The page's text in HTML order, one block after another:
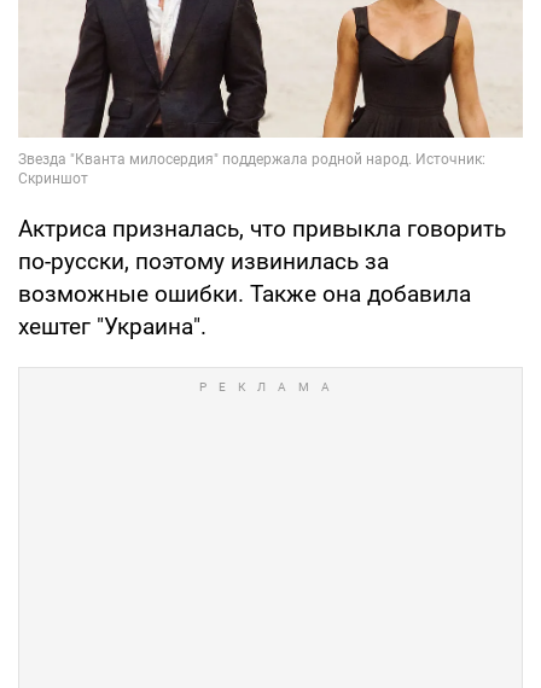
Актриса призналась, что привыкла говорить
по-русски, поэтому извинилась за
возможные ошибки. Также она добавила
хештег "Украина".